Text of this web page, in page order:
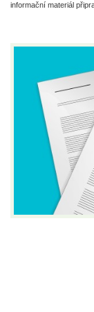
informační materiál